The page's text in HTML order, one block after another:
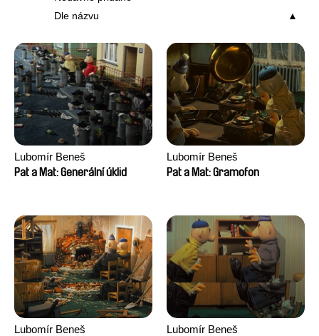
Dle názvu
Lubomír Beneš
Pat a Mat: Generální úklid
Lubomír Beneš
Pat a Mat: Gramofon
Lubomír Beneš
Lubomír Beneš